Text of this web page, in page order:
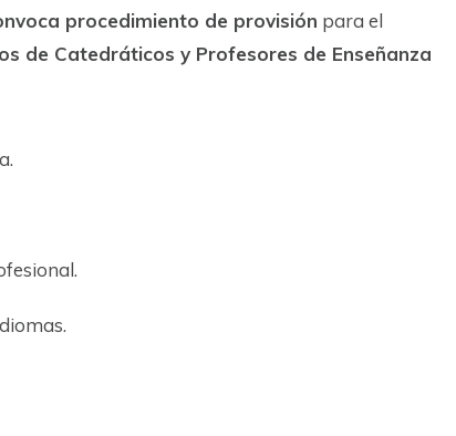
procedimiento de provisión para el
de Catedráticos y Profesores de Enseñanza